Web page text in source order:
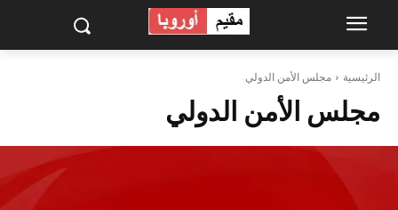
الرئيسية مجلس الأمن الدولي
مجلس الأمن الدولي